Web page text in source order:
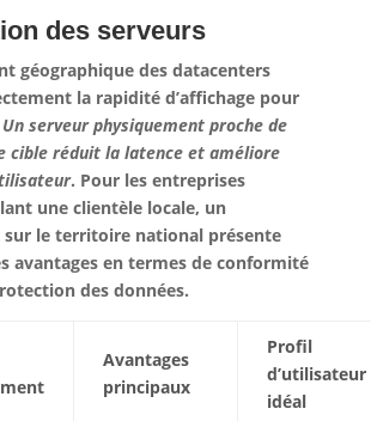
des serveurs
géographique des datacenters
la rapidité d’affichage pour
Un serveur physiquement proche de
cible réduit la latence et améliore
. Pour les entreprises
une clientèle locale, un
sur le territoire national présente
avantages en termes de conformité
des données.
Avantages
principaux
Profil
d’utilisateur
idéal